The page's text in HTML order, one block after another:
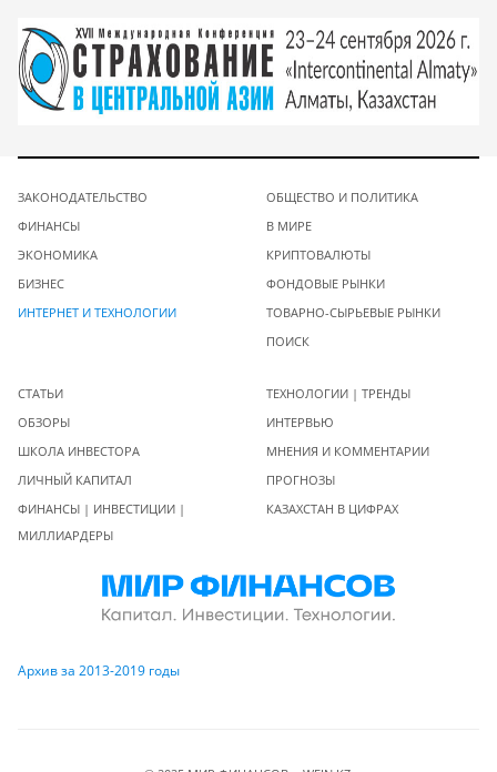
ЗАКОНОДАТЕЛЬСТВО
ФИНАНСЫ
ЭКОНОМИКА
БИЗНЕС
ИНТЕРНЕТ И ТЕХНОЛОГИИ
ОБЩЕСТВО И ПОЛИТИКА
В МИРЕ
КРИПТОВАЛЮТЫ
ФОНДОВЫЕ РЫНКИ
ТОВАРНО-СЫРЬЕВЫЕ РЫНКИ
ПОИСК
СТАТЬИ
ОБЗОРЫ
ШКОЛА ИНВЕСТОРА
ЛИЧНЫЙ КАПИТАЛ
ФИНАНСЫ | ИНВЕСТИЦИИ |
МИЛЛИАРДЕРЫ
ТЕХНОЛОГИИ | ТРЕНДЫ
ИНТЕРВЬЮ
МНЕНИЯ И КОММЕНТАРИИ
ПРОГНОЗЫ
КАЗАХСТАН В ЦИФРАХ
Архив за 2013-2019 годы